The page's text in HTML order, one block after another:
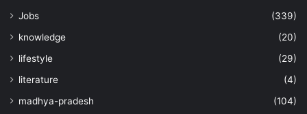
Jobs
(339)
knowledge
(20)
lifestyle
(29)
literature
(4)
madhya-pradesh
(104)